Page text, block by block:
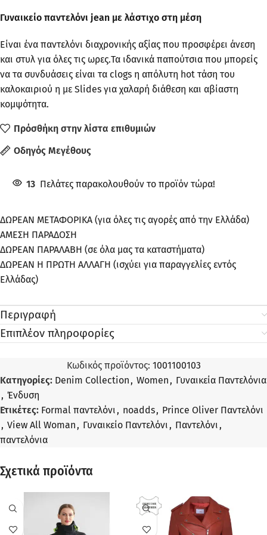
Γυναικείο παντελόνι jean με λάστιχο στη μέση
Είναι ένα παντελόνι διαχρονικής αξίας που προσφέρει άνεση
και στυλ για όλες τις ωρες.Τα ιδανικά παπούτσια που μπορείς
να τα συνδυάσεις είναι τα clogs η απόλυτη hot τάση του
καλοκαιριού η με Slides για χαλαρή διάθεση και αβίαστη
κομψότητα.
Πρόσθήκη στην λίστα επιθυμιών
Οδηγός Μεγέθους
13 Πελάτες παρακολουθούν το προϊόν τώρα!
ΔΩΡΕΑΝ ΜΕΤΑΦΟΡΙΚΑ (για όλες τις αγορές από την Ελλάδα)
ΑΜΕΣΗ ΠΑΡΑΔΟΣΗ
ΔΩΡΕΑΝ ΠΑΡΑΛΑΒΗ (σε όλα μας τα καταστήματα)
ΔΩΡΕΑΝ Η ΠΡΩΤΗ ΑΛΛΑΓΗ (ισχύει για παραγγελίες εντός
Ελλάδας)
Περιγραφή
Επιπλέον πληροφορίες
Κωδικός προϊόντος: 1001100103
Κατηγορίες: Denim Collection, Women, Γυναικεία Παντελόνια
, Ένδυση
Ετικέτες: Formal παντελόνι, noadds, Prince Oliver Παντελόνι
, View All Woman, Γυναικείο Παντελόνι, Παντελόνι,
παντελόνια
Σχετικά προϊόντα
ΠΡΟΣΦΟΡΆ